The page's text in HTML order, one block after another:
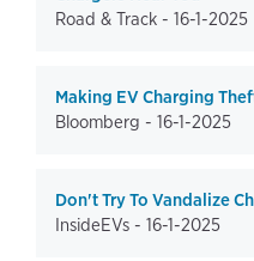
Road & Track - 16-1-2025
Making EV Charging
Bloomberg - 16-1-2025
Don't Try To Vandalize
InsideEVs - 16-1-2025